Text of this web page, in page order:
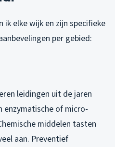
ik elke wijk en zijn specifieke
per gebied:
leidingen uit de jaren
enzymatische of micro-
middelen tasten
aan. Preventief